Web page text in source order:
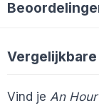
Vind je An